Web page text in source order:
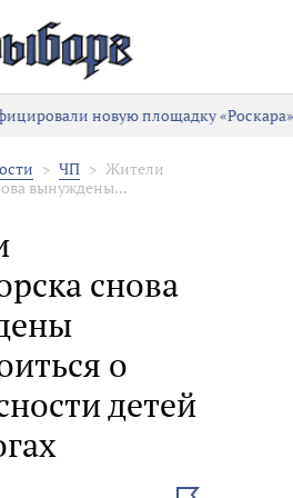
новую площадку «Роскара»
ЧП
Жители
вынуждены...
снова
о
детей